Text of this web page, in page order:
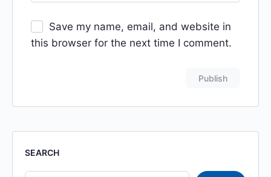
Save my name, email, and website in
this browser for the next time I comment.
SEARCH